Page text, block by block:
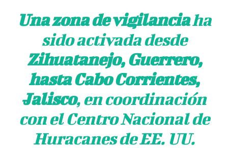
Una zona de vigilanciaha
sido activada desde
Zihuatanejo, Guerrero,
hasta Cabo Corrientes,
Jalisco, en coordinación
con el Centro Nacional de
Huracanes de EE. UU.